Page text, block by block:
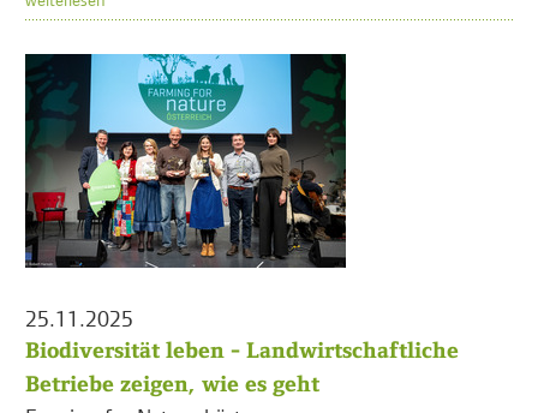
25.11.2025
Biodiversität leben - Landwirtschaftliche
Betriebe zeigen, wie es geht